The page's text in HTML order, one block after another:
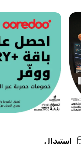
استبدال